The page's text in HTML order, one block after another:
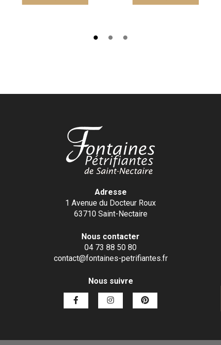
Adresse
1 Avenue du Docteur Roux
63710 Saint-Nectaire
Nous contacter
04 73 88 50 80
contact@fontaines-petrifiantes.fr
Nous suivre